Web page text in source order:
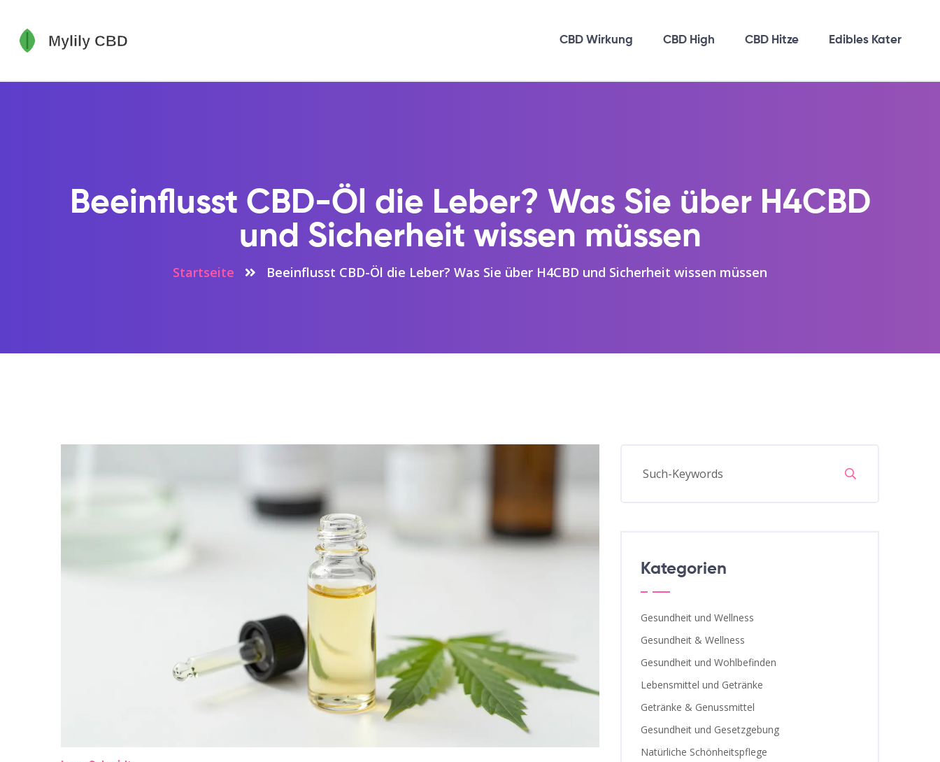
CBD Wirkung CBD High CBD Hitze Edibles Kater
Beeinflusst CBD-Öl die Leber? Was Sie über H4CBD
und Sicherheit wissen müssen
Startseite Beeinflusst CBD-Öl die Leber? Was Sie über H4CBD und Sicherheit wissen müssen
Kategorien
Gesundheit und Wellness
Gesundheit & Wellness
Gesundheit und Wohlbefinden
Lebensmittel und Getränke
Getränke & Genussmittel
Gesundheit und Gesetzgebung
Natürliche Schönheitspflege